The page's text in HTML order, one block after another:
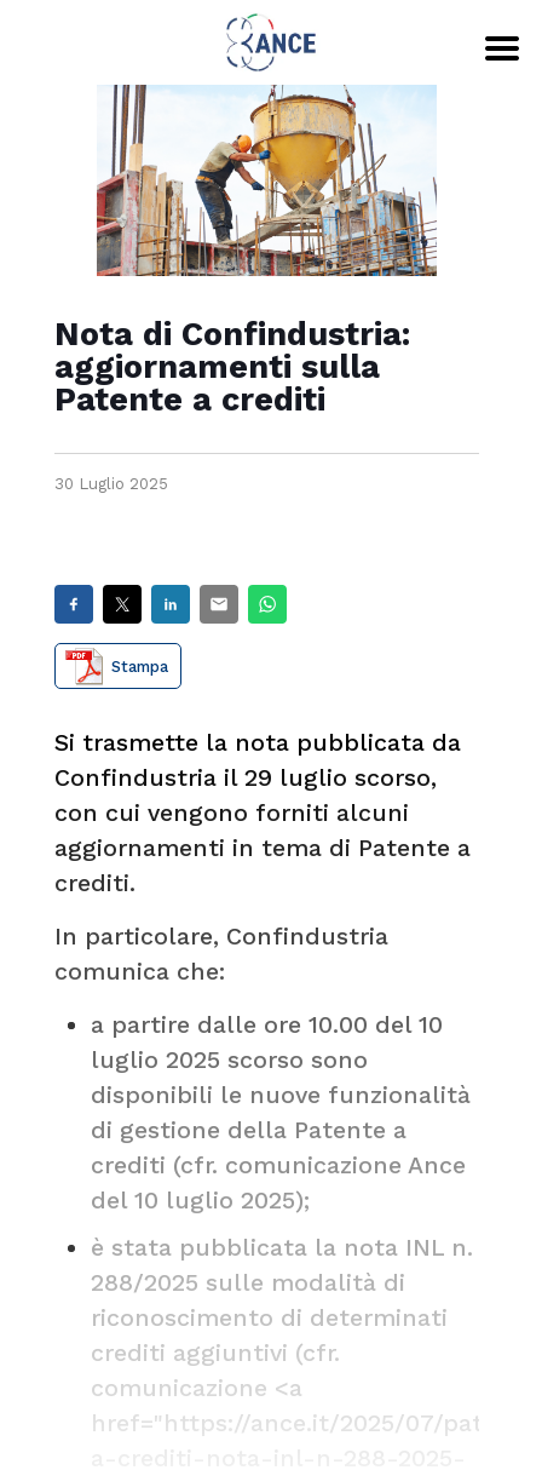
Nota di Confindustria:
aggiornamenti sulla
Patente a crediti
30 Luglio 2025
Stampa
Si trasmette la nota pubblicata da
Confindustria il 29 luglio scorso,
con cui vengono forniti alcuni
aggiornamenti in tema di Patente a
crediti.
In particolare, Confindustria
comunica che:
a partire dalle ore 10.00 del 10
luglio 2025 scorso sono
disponibili le nuove funzionalità
di gestione della Patente a
crediti (cfr. comunicazione Ance
del 10 luglio 2025);
è stata pubblicata la nota INL n.
288/2025 sulle modalità di
riconoscimento di determinati
crediti aggiuntivi (cfr.
comunicazione <a
href="https://ance.it/2025/07/